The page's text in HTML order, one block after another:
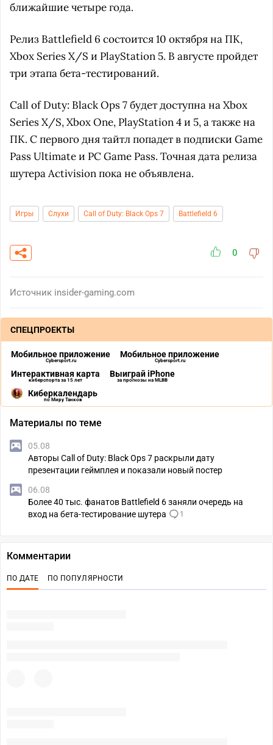
ближайшие четыре года.
Релиз Battlefield 6 состоится 10 октября на ПК,
Xbox Series X/S и PlayStation 5. В августе пройдет
три этапа бета-тестирований.
Call of Duty: Black Ops 7 будет доступна на Xbox
Series X/S, Xbox One, PlayStation 4 и 5, а также на
ПК. С первого дня тайтл попадет в подписки Game
Pass Ultimate и PC Game Pass. Точная дата релиза
шутера Activision пока не объявлена.
Игры Слухи Call of Duty: Black Ops 7 Battlefield 6
0
Источник insider-gaming.com
СПЕЦПРОЕКТЫ
Мобильное приложение
Cybersport.ru
Мобильное приложение
Cybersport.ru
Интерактивная карта
киберспорта за 15 лет
Выиграй iPhone
за прогнозы на MLBB
Киберкалендарь
по Миру Танков
Материалы по теме
05.08
Авторы Call of Duty: Black Ops 7 раскрыли дату
презентации геймплея и показали новый постер
06.08
Более 40 тыс. фанатов Battlefield 6 заняли очередь на
вход на бета-тестирование шутера
1
Комментарии
ПО ДАТЕ ПО ПОПУЛЯРНОСТИ